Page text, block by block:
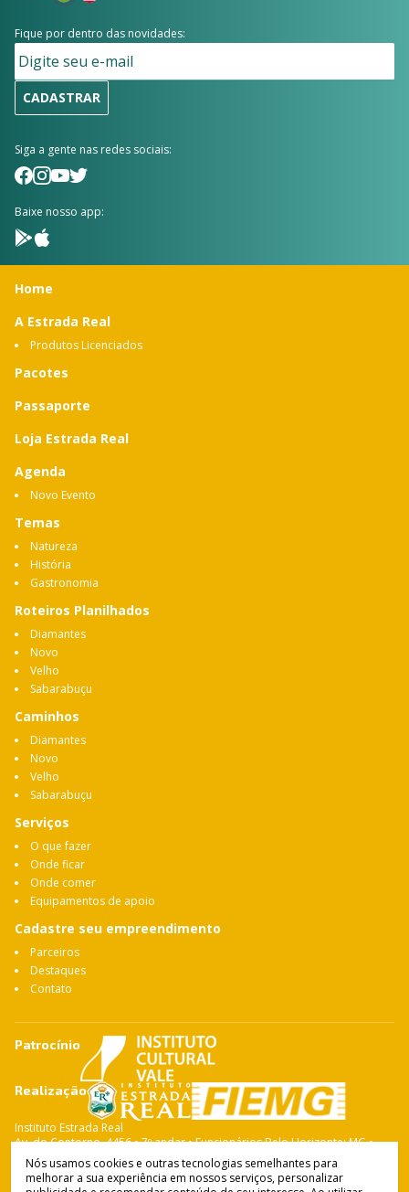
Fique por dentro das novidades:
CADASTRAR
Siga a gente nas redes sociais:
Baixe nosso app:
Home
A Estrada Real
Produtos Licenciados
Pacotes
Passaporte
Loja Estrada Real
Agenda
Novo Evento
Temas
Natureza
História
Gastronomia
Roteiros Planilhados
Diamantes
Novo
Velho
Sabarabuçu
Caminhos
Diamantes
Novo
Velho
Sabarabuçu
Serviços
O que fazer
Onde ficar
Onde comer
Equipamentos de apoio
Cadastre seu empreendimento
Parceiros
Destaques
Contato
Patrocínio
Realização
Instituto Estrada Real
Av. do Contorno, 4456 • 7º andar • Funcionários Belo Horizonte: MG •
CEP: 30.110-028 Fone: 31 3263-4765
Nós usamos cookies e outras tecnologias semelhantes para
melhorar a sua experiência em nossos serviços, personalizar